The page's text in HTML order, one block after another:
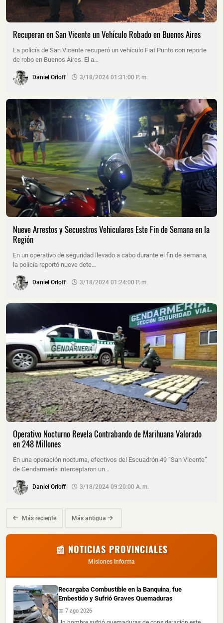
Recuperan en San Vicente un Vehículo Robado en Buenos Aires
La policía de San Vicente recuperó un vehículo Fiat Punto con reporte
de robo en Buenos Aires. El a…
Daniel Orloff 3/18/2024 01:31:00 P. M.
Nueve Arrestos y Secuestros Vehiculares Este Fin de Semana en la
Región
En un operativo de seguridad llevado a cabo durante el fin de semana,
la policía reportó nueve dete…
Daniel Orloff 3/18/2024 01:24:00 P. M.
Operativo Nocturno Revela Contrabando de Marihuana Valorado
en 248 Millones
En una operación nocturna, efectivos del Escuadrón 49 “San Vicente”
de Gendarmería interceptaron un…
Daniel Orloff 3/18/2024 09:20:00 A. M.
Más reciente Más antigua
📰 NOTICIAS PROVINCIALES
Misiones Informa
Recargaba Combustible en la Banquina, fue
Embestido y Sufrió Graves Quemaduras
📅 7 ago 2026